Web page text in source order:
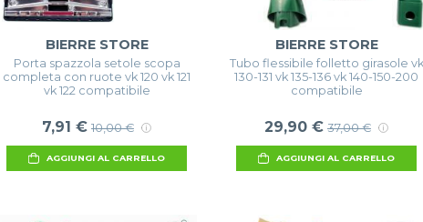
BIERRE STORE
Porta spazzola setole scopa
completa con ruote vk 120 vk 121
vk 122 compatibile
7,91 € 10,00 €
AGGIUNGI AL CARRELLO
BIERRE STORE
Tubo flessibile folletto girasole vk
130-131 vk 135-136 vk 140-150-200
compatibile
29,90 € 37,00 €
AGGIUNGI AL CARRELLO